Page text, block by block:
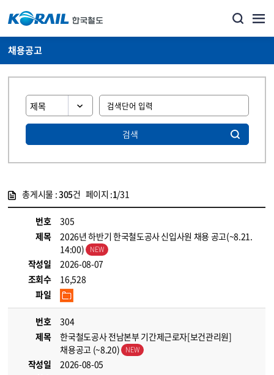
채용공고
검색
총게시물 :305건 페이지 :1/31
번호
305
제목
2026년 하반기 한국철도공사 신입사원 채용 공고(~8.21.
14:00)
작성일
2026-08-07
조회수
16,528
파일
번호
304
제목
한국철도공사 전남본부 기간제근로자[보건관리원]
채용공고 (~8.20)
작성일
2026-08-05